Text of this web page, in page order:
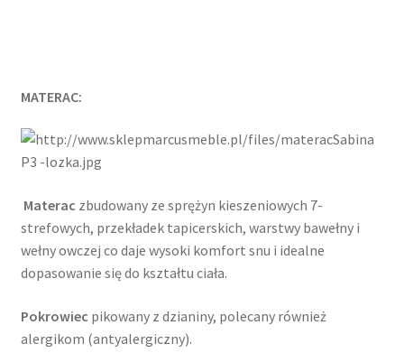
MATERAC:
Materac zbudowany ze sprężyn kieszeniowych 7-
strefowych, przekładek tapicerskich, warstwy bawełny i
wełny owczej co daje wysoki komfort snu i idealne
dopasowanie się do kształtu ciała.
Pokrowiec pikowany z dzianiny, polecany również
alergikom (antyalergiczny).